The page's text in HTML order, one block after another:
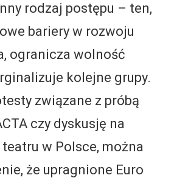
rodzaj postępu – ten,
bariery w rozwoju
ogranicza wolność
kolejne grupy.
związane z próbą
czy dyskusję na
w Polsce, można
że upragnione Euro